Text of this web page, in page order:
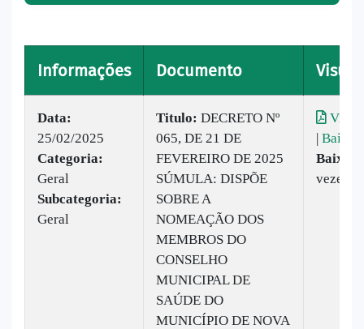
Informações Documento
Data:
25/02/2025
Categoria:
Geral
Subcategoria:
Geral
Titulo: DECRETO Nº
065, DE 21 DE
FEVEREIRO DE 2025
SÚMULA: DISPÕE
SOBRE A
NOMEAÇÃO DOS
MEMBROS DO
CONSELHO
MUNICIPAL DE
SAÚDE DO
MUNICÍPIO DE NOVA
| Baixar
vezes